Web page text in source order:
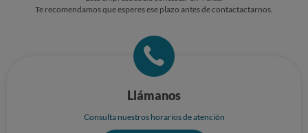
Te recomendamos que esperes ese plazo antes de contactactarnos.
Llámanos
Consulta nuestros horarios de atención